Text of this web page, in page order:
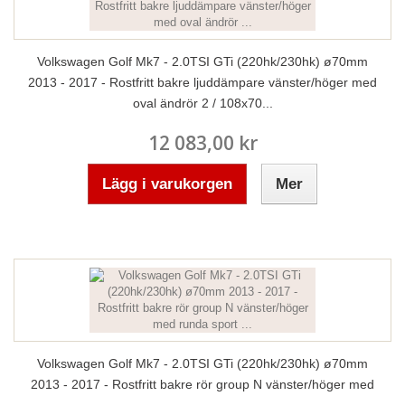
Volkswagen Golf Mk7 - 2.0TSI GTi (220hk/230hk) ø70mm
2013 - 2017 - Rostfritt bakre ljuddämpare vänster/höger med
oval ändrör 2 / 108x70...
12 083,00 kr
Lägg i varukorgen Mer
Volkswagen Golf Mk7 - 2.0TSI GTi (220hk/230hk) ø70mm
2013 - 2017 - Rostfritt bakre rör group N vänster/höger med